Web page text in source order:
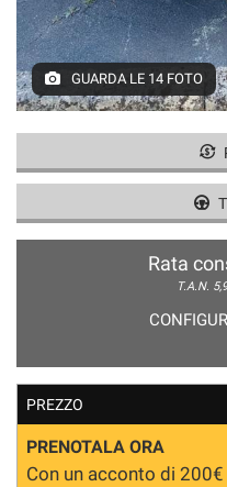
GUARDA LE 14 FOTO
Rata
T.A.N.
PREZZO
PRENOTALA ORA
Con un acconto di 200€